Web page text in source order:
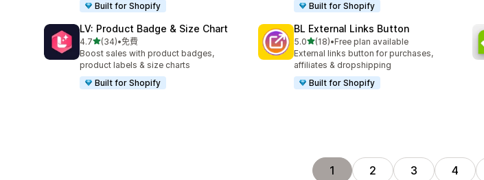
Built for Shopify
Built for Shopify
LV: Product Badge & Size Chart
4.7滿分 5 顆星
(34)
共有 34 則評價
•免費
Boost sales with product badges,
product labels & size charts
Built for Shopify
BL External Links Button
5.0滿分 5 顆星
(18)
共有 18 則評價
•Free plan available
External links button for purchases,
affiliates & dropshipping
Built for Shopify
1 2 3 4